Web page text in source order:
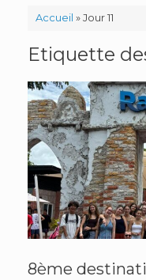
Accueil »Jour 11
Etiquette
8ème